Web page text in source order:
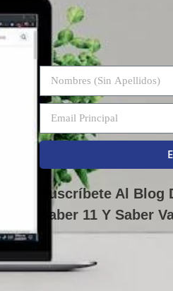
Suscríbete Al Blog
Saber 11 Y Saber